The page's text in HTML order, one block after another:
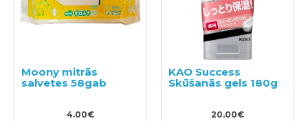
Moony mitrās
salvetes 58gab
4.00€
KAO Success
Skūšanās gels 180g
20.00€